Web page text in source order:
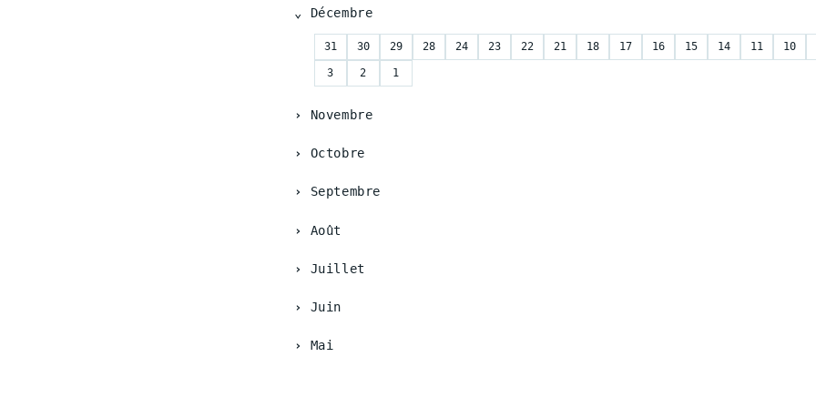
Décembre
31 30 29 28 24 23 22 21 18 17 16 15 14 11 10
3 2 1
Novembre
Octobre
Septembre
Août
Juillet
Juin
Mai